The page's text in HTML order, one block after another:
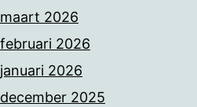
maart 2026
februari 2026
januari 2026
december 2025